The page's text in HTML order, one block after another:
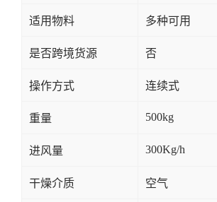
适用物料 多种可用
是否跨境货源 否
操作方式 连续式
重量 500kg
进风量 300Kg/h
干燥介质 空气